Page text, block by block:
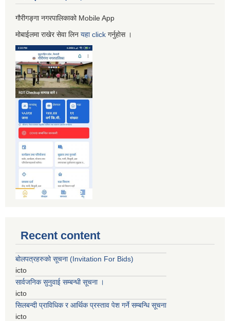
गौरीगङ्गा नगरपालिकाको Mobile App
मोबाईलमा राखेर सेवा लिन यहाclick गर्नुहाेस ।
Recent content
बोलपत्रहरुको सूचना (Invitation For Bids)
icto
सार्वजनिक सुनुवाई सम्बन्धी सूचना ।
icto
सिलबन्दी प्राविधिक र आर्थिक प्रस्ताव पेश गर्ने सम्बन्धि सूचना
icto